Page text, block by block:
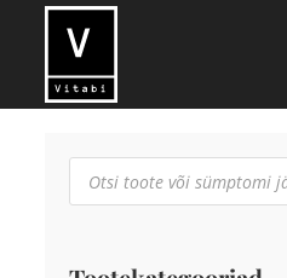
Products
search